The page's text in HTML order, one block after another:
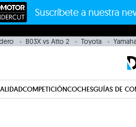
Suscríbete a nuestra
B03X vs Atto 2 Toyota
COMPETICIÓNCOCHESGUÍAS DE